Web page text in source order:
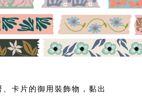
卡片的御用裝飾物，黏出